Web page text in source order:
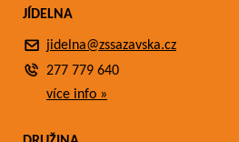
JÍDELNA
jidelna@zssazavska.cz
277 779 640
více info »